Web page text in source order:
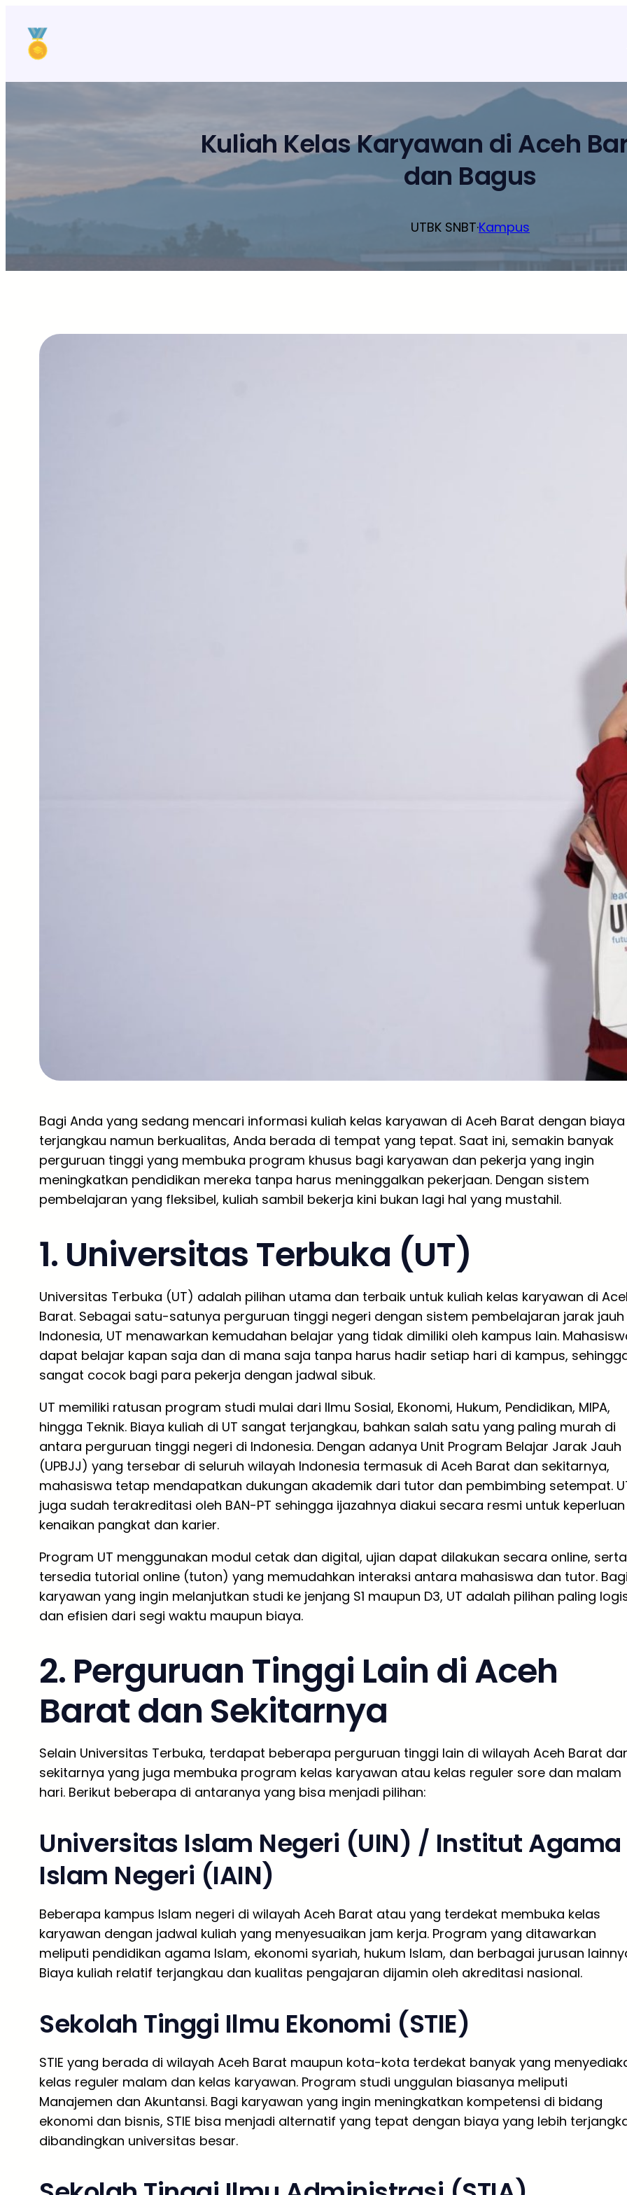
konten
Kuliah Kelas Karyawan di Aceh
dan Bagus
UTBK SNBT·Kampus
Bagi Anda yang sedang mencari informasi kuliah kelas karyawan di Aceh Barat dengan biaya
terjangkau namun berkualitas, Anda berada di tempat yang tepat. Saat ini, semakin banyak
perguruan tinggi yang membuka program khusus bagi karyawan dan pekerja yang ingin
meningkatkan pendidikan mereka tanpa harus meninggalkan pekerjaan. Dengan sistem
pembelajaran yang fleksibel, kuliah sambil bekerja kini bukan lagi hal yang mustahil.
1. Universitas Terbuka (UT)
Universitas Terbuka (UT) adalah pilihan utama dan terbaik untuk kuliah kelas karyawan di
Barat. Sebagai satu-satunya perguruan tinggi negeri dengan sistem pembelajaran jarak jauh
Indonesia, UT menawarkan kemudahan belajar yang tidak dimiliki oleh kampus lain.
dapat belajar kapan saja dan di mana saja tanpa harus hadir setiap hari di kampus,
sangat cocok bagi para pekerja dengan jadwal sibuk.
UT memiliki ratusan program studi mulai dari Ilmu Sosial, Ekonomi, Hukum, Pendidikan, MIPA,
hingga Teknik. Biaya kuliah di UT sangat terjangkau, bahkan salah satu yang paling murah di
antara perguruan tinggi negeri di Indonesia. Dengan adanya Unit Program Belajar Jarak Jauh
(UPBJJ) yang tersebar di seluruh wilayah Indonesia termasuk di Aceh Barat dan sekitarnya,
mahasiswa tetap mendapatkan dukungan akademik dari tutor dan pembimbing setempat.
juga sudah terakreditasi oleh BAN-PT sehingga ijazahnya diakui secara resmi untuk keperluan
kenaikan pangkat dan karier.
Program UT menggunakan modul cetak dan digital, ujian dapat dilakukan secara online, serta
tersedia tutorial online (tuton) yang memudahkan interaksi antara mahasiswa dan tutor. Bagi
karyawan yang ingin melanjutkan studi ke jenjang S1 maupun D3, UT adalah pilihan paling
dan efisien dari segi waktu maupun biaya.
2. Perguruan Tinggi Lain di Aceh
Barat dan Sekitarnya
Selain Universitas Terbuka, terdapat beberapa perguruan tinggi lain di wilayah Aceh Barat
sekitarnya yang juga membuka program kelas karyawan atau kelas reguler sore dan malam
hari. Berikut beberapa di antaranya yang bisa menjadi pilihan:
Universitas Islam Negeri (UIN) / Institut Agama
Islam Negeri (IAIN)
Beberapa kampus Islam negeri di wilayah Aceh Barat atau yang terdekat membuka kelas
karyawan dengan jadwal kuliah yang menyesuaikan jam kerja. Program yang ditawarkan
meliputi pendidikan agama Islam, ekonomi syariah, hukum Islam, dan berbagai jurusan
Biaya kuliah relatif terjangkau dan kualitas pengajaran dijamin oleh akreditasi nasional.
Sekolah Tinggi Ilmu Ekonomi (STIE)
STIE yang berada di wilayah Aceh Barat maupun kota-kota terdekat banyak yang
kelas reguler malam dan kelas karyawan. Program studi unggulan biasanya meliputi
Manajemen dan Akuntansi. Bagi karyawan yang ingin meningkatkan kompetensi di bidang
ekonomi dan bisnis, STIE bisa menjadi alternatif yang tepat dengan biaya yang lebih
dibandingkan universitas besar.